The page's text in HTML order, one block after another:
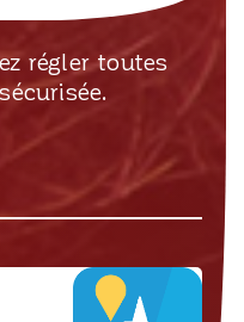
régler toutes